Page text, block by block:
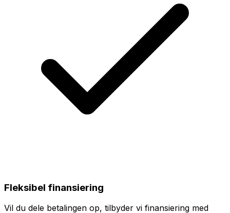
Fleksibel finansiering
Vil du dele betalingen op, tilbyder vi finansiering med